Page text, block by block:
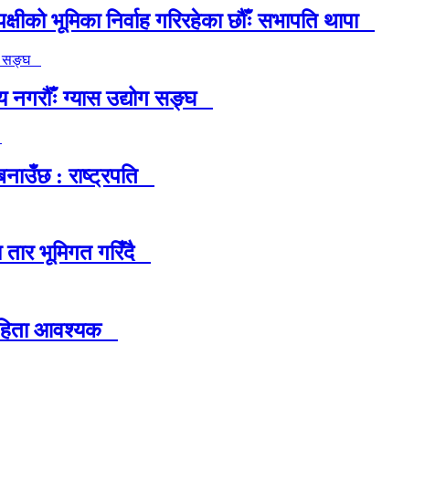
भूमिका निर्वाह गरिरहेका छौँः सभापति थापा
ग्यास उद्योग सङ्घ
: राष्ट्रपति
भूमिगत गरिँदै
आवश्यक